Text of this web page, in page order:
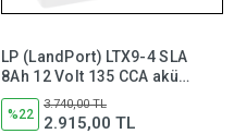
LP (LandPort) LTX9-4 SLA
8Ah 12 Volt 135 CCA akü,
Bakım Gerektirmez -
50812
%22
3.740,00 TL
2.915,00 TL